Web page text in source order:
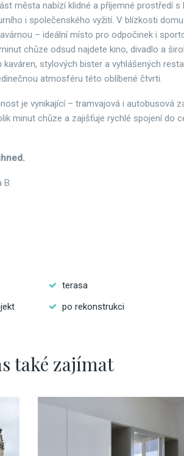
města nabízí klidné a příjemné prostředí s
i společenského vyžití. V blízkosti
– ideální místo pro odpočinek i
chůze odsud najdete kino, divadlo a
kaváren, stylových bister a vyhlášených
atmosféru této oblíbené čtvrti.
je vynikající – tramvajová i autobusová
minut chůze a zajišťuje rychlé spojení do
B.
terasa
po rekonstrukci
také zajímat